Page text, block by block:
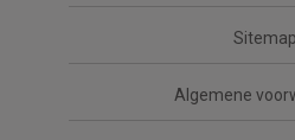
Sitemap
Algemene